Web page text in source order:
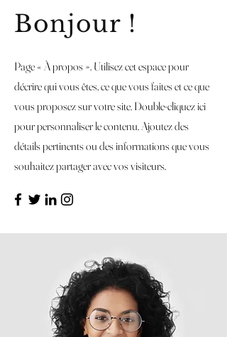
Bonjour !
Page « À propos ». Utilisez cet espace pour
décrire qui vous êtes, ce que vous faites et ce que
vous proposez sur votre site. Double-cliquez ici
pour personnaliser le contenu. Ajoutez des
détails pertinents ou des informations que vous
souhaitez partager avec vos visiteurs.